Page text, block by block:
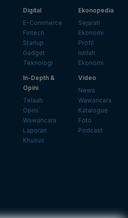
Digital
E-Commerce
Fintech
Startup
Gadget
Teknologi
Ekonopedia
Sejarah
Ekonomi
Profil
Istilah
Ekonomi
In-Depth &
Opini
Telaah
Opini
Wawancara
Laporan
Khusus
Video
News
Wawancara
Katalogue
Foto
Podcast